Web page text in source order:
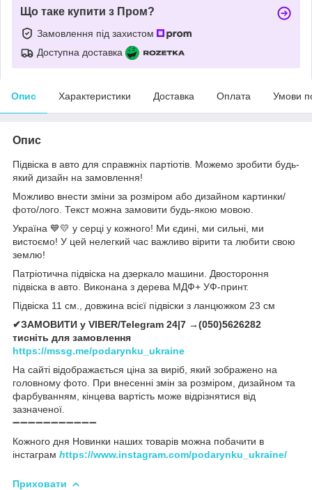
Що таке купити з Пром?
Замовлення під захистом
Доступна доставка
Опис Характеристики Доставка Оплата Умови
Опис
Підвіска в авто для справжніх партіотів. Можемо зробити будь-
який дизайн на замовлення!
Можливо внести зміни за розміром або дизайном картинки/
фото/лого. Текст можна замовити будь-якою мовою.
Україна 💙💛 у серці у кожного! Ми єдині, ми сильні, ми
вистоємо! У цей нелегкий час важливо вірити та любити свою
землю!
Патріотична підвіска на дзеркало машини. Двостороння
підвіска в авто. Виконана з дерева МДФ+ УФ-принт.
Підвіска 11 см., довжина всієї підвіски з ланцюжком 23 см
✔ЗАМОВИТИ у VIBER/Telegram 24|7 →(050)5626282
тисніть для замовлення
https://mssg.me/podarynku_ukraine
На сайті відображається ціна за виріб, який зображено на
головному фото. При внесенні змін за розміром, дизайном та
фарбуванням, кінцева вартість може відрізнятися від
зазначеної.
➖➖➖➖➖➖➖➖➖➖➖
Кожного дня Новинки наших товарів можна побачити в
інстаграм https://www.instagram.com/podarynku_ukraine/
Приховати